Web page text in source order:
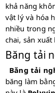
khả năng
vật lý và hóa
nhiều trong
chai, sản xuất
Băng tải
Băng tải
băng làm